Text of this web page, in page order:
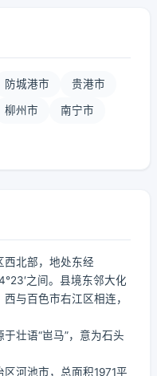
防城港市 贵港市
柳州市 南宁市
西北部，地处东经
之间。县境东邻大化
与百色市右江区相连，
壮语“岜马”，意为石头
河池市，总面积1971平